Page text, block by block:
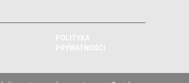
POLITYKA
PRYWATNOŚCI